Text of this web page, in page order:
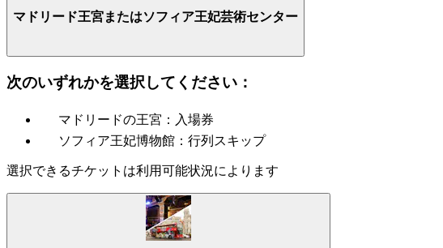
マドリード王宮またはソフィア王妃芸術センター
次のいずれかを選択してください：
マドリードの王宮：入場券
ソフィア王妃博物館：行列スキップ
選択できるチケットは利用可能状況によります